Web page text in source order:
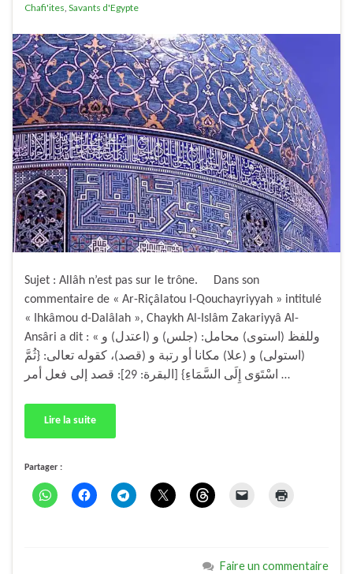
Chafi'ites Savants d'Egypte
Sujet : Allâh n’est pas sur le trône. Dans son
commentaire de « Ar-Riçâlatou l-Qouchayriyyah » intitulé
« Ihkâmou d-Dalâlah », Chaykh Al-Islâm Zakariyyâ Al-
Ansâri a dit : « وللفظ (استوى) محامل: (جلس) و (اعتدل) و
(استولى) و (علا) مكانا أو رتبة و (قصد)، كقوله تعالى: {ثُمَّ
اسْتَوَى إِلَى السَّمَاءِ} [البقرة: 29]: قصد إلى فعل أمر …
Lire la suite
Partager :
Faire un commentaire